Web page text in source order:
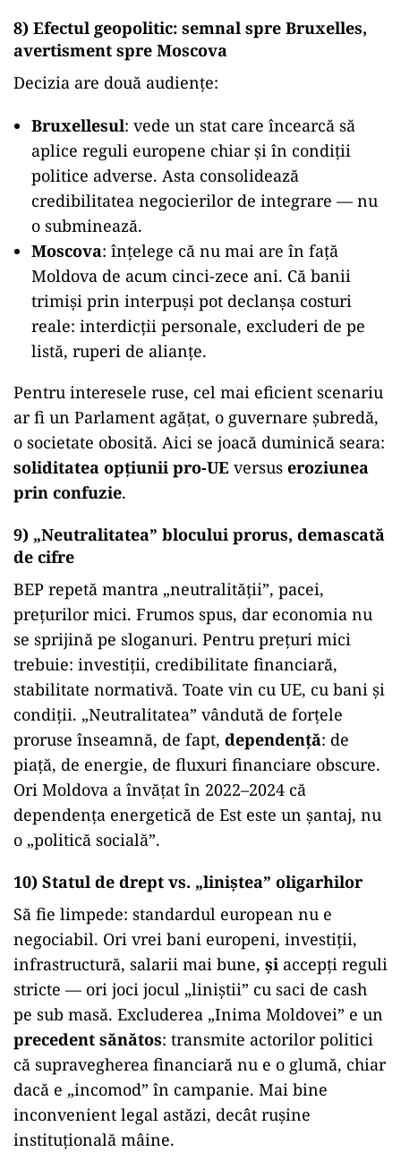
8) Efectul geopolitic: semnal spre Bruxelles,
avertisment spre Moscova
Decizia are două audiențe:
Bruxellesul: vede un stat care încearcă să
aplice reguli europene chiar și în condiții
politice adverse. Asta consolidează
credibilitatea negocierilor de integrare — nu
o subminează.
Moscova: înțelege că nu mai are în față
Moldova de acum cinci-zece ani. Că banii
trimiși prin interpuși pot declanșa costuri
reale: interdicții personale, excluderi de pe
listă, ruperi de alianțe.
Pentru interesele ruse, cel mai eficient scenariu
ar fi un Parlament agățat, o guvernare șubredă,
o societate obosită. Aici se joacă duminică seara:
soliditatea opțiunii pro-UE versus eroziunea
prin confuzie.
9) „Neutralitatea” blocului prorus, demascată
de cifre
BEP repetă mantra „neutralității”, pacei,
prețurilor mici. Frumos spus, dar economia nu
se sprijină pe sloganuri. Pentru prețuri mici
trebuie: investiții, credibilitate financiară,
stabilitate normativă. Toate vin cu UE, cu bani și
condiții. „Neutralitatea” vândută de forțele
proruse înseamnă, de fapt, dependență: de
piață, de energie, de fluxuri financiare obscure.
Ori Moldova a învățat în 2022–2024 că
dependența energetică de Est este un șantaj, nu
o „politică socială”.
10) Statul de drept vs. „liniștea” oligarhilor
Să fie limpede: standardul european nu e
negociabil. Ori vrei bani europeni, investiții,
infrastructură, salarii mai bune, și accepți reguli
stricte — ori joci jocul „liniștii” cu saci de cash
pe sub masă. Excluderea „Inima Moldovei” e un
precedent sănătos: transmite actorilor politici
că supravegherea financiară nu e o glumă, chiar
dacă e „incomod” în campanie. Mai bine
inconvenient legal astăzi, decât rușine
instituțională mâine.